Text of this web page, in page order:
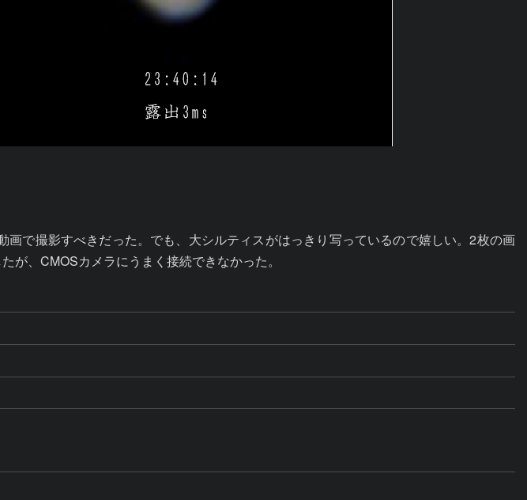
で撮影すべきだった。でも、大シルティスがはっきり写っているので嬉しい。2枚の画
、CMOSカメラにうまく接続できなかった。